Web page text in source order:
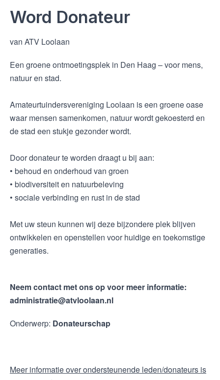
Word Donateur
van ATV Loolaan
Een groene ontmoetingsplek in Den Haag – voor mens,
natuur en stad.
Amateurtuindersvereniging Loolaan is een groene oase
waar mensen samenkomen, natuur wordt gekoesterd en
de stad een stukje gezonder wordt.
Door donateur te worden draagt u bij aan:
• behoud en onderhoud van groen
• biodiversiteit en natuurbeleving
• sociale verbinding en rust in de stad
Met uw steun kunnen wij deze bijzondere plek blijven
ontwikkelen en openstellen voor huidige en toekomstige
generaties.
Neem contact met ons op voor meer informatie:
administratie@atvloolaan.nl
Onderwerp: Donateurschap
Meer informatie over ondersteunende leden/donateurs is